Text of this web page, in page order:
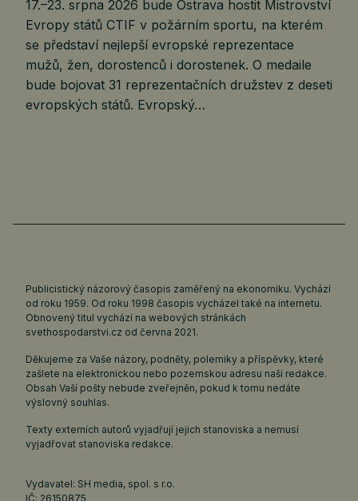
17.–23. srpna 2026 bude Ostrava hostit Mistrovství
Evropy států CTIF v požárním sportu, na kterém
se představí nejlepší evropské reprezentace
mužů, žen, dorostenců i dorostenek. O medaile
bude bojovat 31 reprezentačních družstev z deseti
evropských států. Evropský…
Publicistický názorový časopis zaměřený na ekonomiku. Vychází
od roku 1959. Od roku 1998 časopis vycházel také na internetu.
Obnovený titul vychází na webových stránkách
svethospodarstvi.cz od června 2021.
Děkujeme za Vaše názory, podněty, polemiky a příspěvky, které
zašlete na elektronickou nebo pozemskou adresu naší redakce.
Obsah Vaší pošty nebude zveřejněn, pokud k tomu nedáte
výslovný souhlas.
Texty externích autorů vyjadřují jejich stanoviska a nemusí
vyjadřovat stanoviska redakce.
Vydavatel: SH media, spol. s r.o.
IČ: 26150875